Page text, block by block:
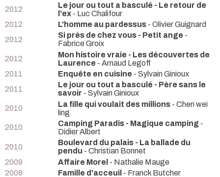
2012
Le jour ou tout a basculé - Le retour de
l'ex - Luc Chalifour
2012
L'homme au pardessus - Olivier Guignard
2012
Si près de chez vous - Petit ange -
Fabrice Groix
2012
Mon histoire vraie - Les découvertes de
Laurence - Arnaud Legoff
2011
Enquête en cuisine - Sylvain Ginioux
2011
Le jour ou tout a basculé - Père sans le
savoir - Sylvain Ginioux
2010
La fille qui voulait des millions - Chen wei
ling
2010
Camping Paradis - Magique camping -
Didier Albert
2010
Boulevard du palais - La ballade du
pendu - Christian Bonnet
2009
Affaire Morel - Nathalie Mauge
2008
Famille d'acceuil - Franck Butcher